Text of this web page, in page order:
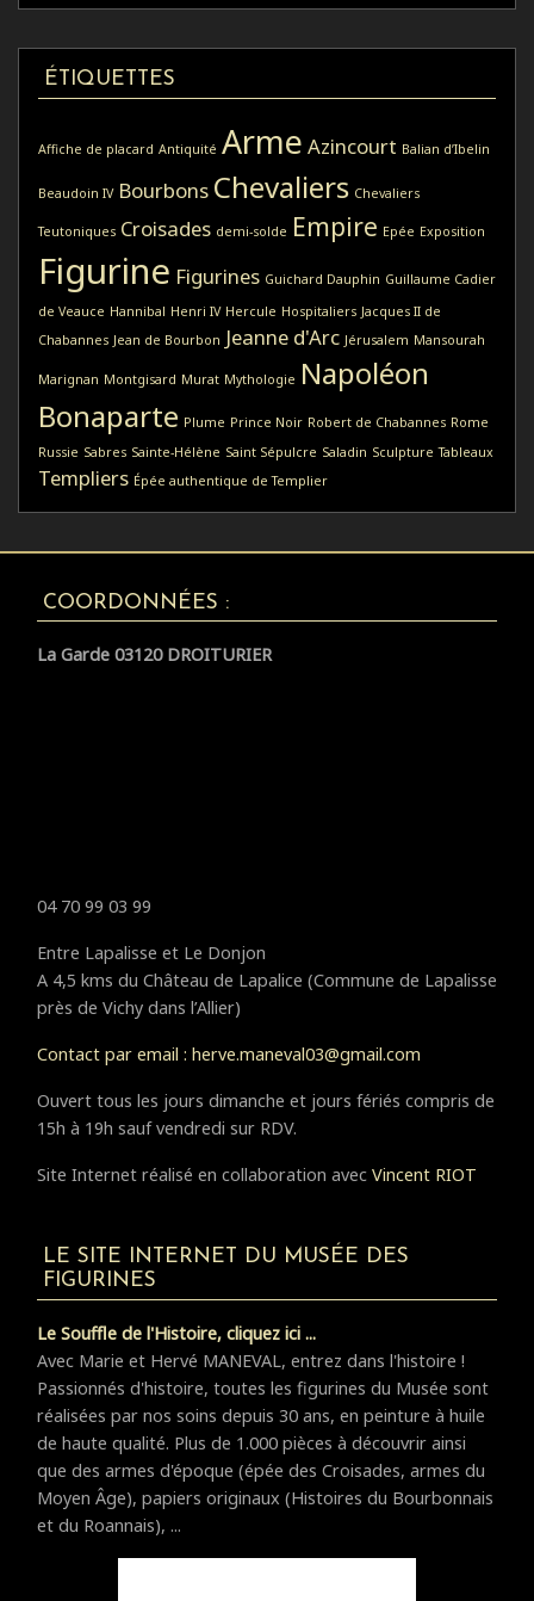
ÉTIQUETTES
Affiche de placard Antiquité Arme Azincourt Balian d’Ibelin
Beaudoin IV Bourbons Chevaliers Chevaliers
Teutoniques Croisades demi-solde Empire Epée Exposition
Figurine Figurines Guichard Dauphin Guillaume Cadier
de Veauce Hannibal Henri IV Hercule Hospitaliers Jacques II de
Chabannes Jean de Bourbon Jeanne d'Arc Jérusalem Mansourah
Marignan Montgisard Murat Mythologie Napoléon
Bonaparte Plume Prince Noir Robert de Chabannes Rome
Russie Sabres Sainte-Hélène Saint Sépulcre Saladin Sculpture Tableaux
Templiers Épée authentique de Templier
COORDONNÉES :
La Garde 03120 DROITURIER
04 70 99 03 99
Entre Lapalisse et Le Donjon
A 4,5 kms du Château de Lapalice (Commune de Lapalisse
près de Vichy dans l’Allier)
Contact par email : herve.maneval03@gmail.com
Ouvert tous les jours dimanche et jours fériés compris de
15h à 19h sauf vendredi sur RDV.
Site Internet réalisé en collaboration avec Vincent RIOT
LE SITE INTERNET DU MUSÉE DES
FIGURINES
Le Souffle de l'Histoire, cliquez ici ...
Avec Marie et Hervé MANEVAL, entrez dans l'histoire !
Passionnés d'histoire, toutes les figurines du Musée sont
réalisées par nos soins depuis 30 ans, en peinture à huile
de haute qualité. Plus de 1.000 pièces à découvrir ainsi
que des armes d'époque (épée des Croisades, armes du
Moyen Âge), papiers originaux (Histoires du Bourbonnais
et du Roannais), ...